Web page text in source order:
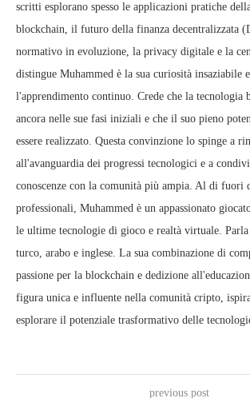
scritti esplorano spesso le applicazioni pratiche
blockchain, il futuro della finanza decentralizzata
normativo in evoluzione, la privacy digitale e la
distingue Muhammed è la sua curiosità insaziabile
l'apprendimento continuo. Crede che la tecnologia
ancora nelle sue fasi iniziali e che il suo pieno
essere realizzato. Questa convinzione lo spinge a
all'avanguardia dei progressi tecnologici e a
conoscenze con la comunità più ampia. Al di fuori
professionali, Muhammed è un appassionato
le ultime tecnologie di gioco e realtà virtuale. Parla
turco, arabo e inglese. La sua combinazione di
passione per la blockchain e dedizione
figura unica e influente nella comunità cripto,
esplorare il potenziale trasformativo delle
previous post